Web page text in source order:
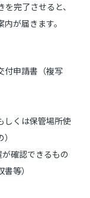
完了させると、
が届きます。
付申請書（複写
しくは保管場所使
確認できるもの
等）